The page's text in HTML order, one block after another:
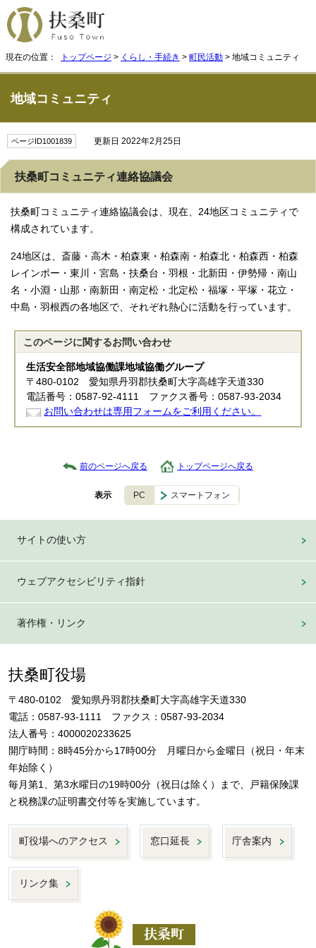
現在の位置： トップページ > くらし・手続き > 町民活動 > 地域コミュニティ
地域コミュニティ
ページID1001839 更新日 2022年2月25日
扶桑町コミュニティ連絡協議会
扶桑町コミュニティ連絡協議会は、現在、24地区コミュニティで
構成されています。
24地区は、斎藤・高木・柏森東・柏森南・柏森北・柏森西・柏森
レインボー・東川・宮島・扶桑台・羽根・北新田・伊勢帰・南山
名・小淵・山那・南新田・南定松・北定松・福塚・平塚・花立・
中島・羽根西の各地区で、それぞれ熱心に活動を行っています。
このページに関するお問い合わせ
生活安全部地域協働課地域協働グループ
〒480-0102 愛知県丹羽郡扶桑町大字高雄字天道330
電話番号：0587-92-4111 ファクス番号：0587-93-2034
お問い合わせは専用フォームをご利用ください。
前のページへ戻る トップページへ戻る
表示 PC スマートフォン
サイトの使い方
ウェブアクセシビリティ指針
著作権・リンク
扶桑町役場
〒480-0102 愛知県丹羽郡扶桑町大字高雄字天道330
電話：0587-93-1111 ファクス：0587-93-2034
法人番号：4000020233625
開庁時間：8時45分から17時00分 月曜日から金曜日（祝日・年末
年始除く）
毎月第1、第3水曜日の19時00分（祝日は除く）まで、戸籍保険課
と税務課の証明書交付等を実施しています。
町役場へのアクセス 窓口延長 庁舎案内
リンク集